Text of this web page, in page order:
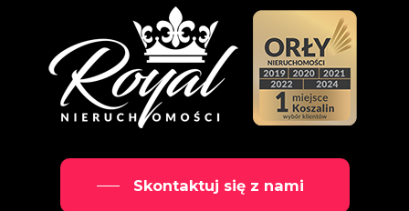
Skontaktuj się z nami